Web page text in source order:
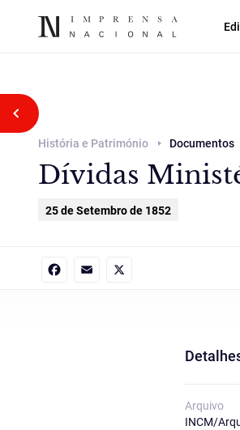
Voltar atrás
História e Património Documentos
Dívidas
25 de Setembro de 1852
Arquivo
INCM/